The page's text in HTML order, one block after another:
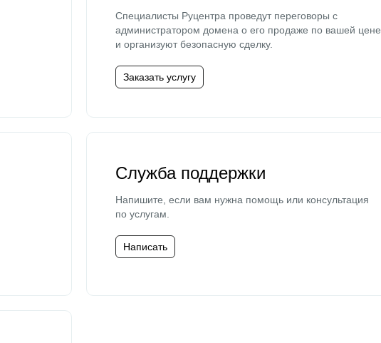
Специалисты Руцентра проведут переговоры с
администратором домена о его продаже по вашей цене
и организуют безопасную сделку.
Заказать услугу
Служба поддержки
Напишите, если вам нужна помощь или консультация
по услугам.
Написать